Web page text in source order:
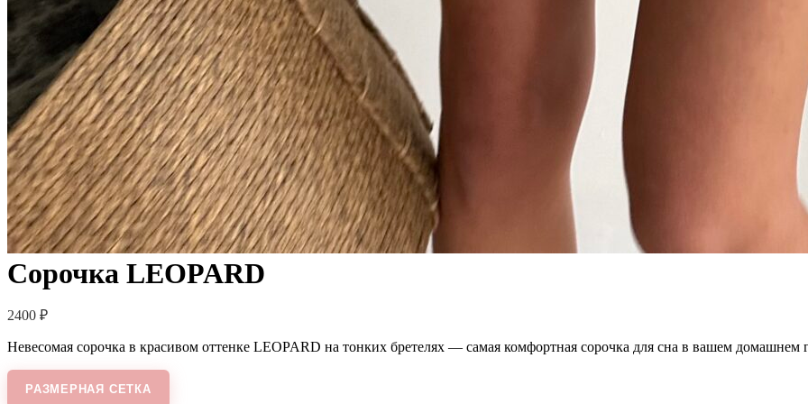
Сорочка LEOPARD
2400 ₽
Невесомая сорочка в красивом оттенке LEOPARD на тонких бретелях — самая комфортная сорочка для сна в вашем домашнем
РАЗМЕРНАЯ СЕТКА